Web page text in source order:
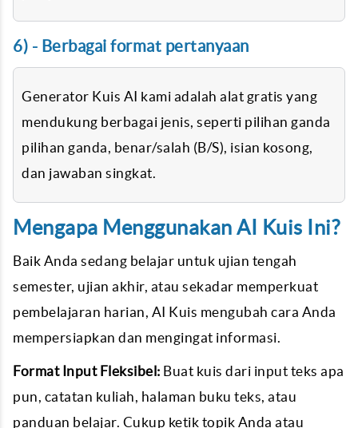
6) - Berbagai format pertanyaan
Generator Kuis AI kami adalah alat gratis yang
mendukung berbagai jenis, seperti pilihan ganda
pilihan ganda, benar/salah (B/S), isian kosong,
dan jawaban singkat.
Mengapa Menggunakan AI Kuis Ini?
Baik Anda sedang belajar untuk ujian tengah
semester, ujian akhir, atau sekadar memperkuat
pembelajaran harian, AI Kuis mengubah cara Anda
mempersiapkan dan mengingat informasi.
Format Input Fleksibel: Buat kuis dari input teks apa
pun, catatan kuliah, halaman buku teks, atau
panduan belajar. Cukup ketik topik Anda atau